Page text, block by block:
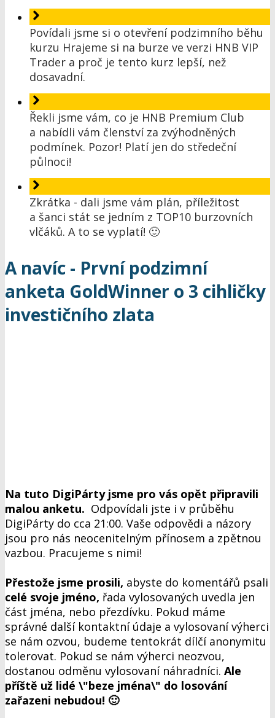
Povídali jsme si o otevření podzimního běhu
kurzu Hrajeme si na burze ve verzi HNB VIP
Trader a proč je tento kurz lepší, než
dosavadní.
Řekli jsme vám, co je HNB Premium Club
a nabídli vám členství za zvýhodněných
podmínek. Pozor! Platí jen do středeční
půlnoci!
Zkrátka - dali jsme vám plán, příležitost
a šanci stát se jedním z TOP10 burzovních
vlčáků. A to se vyplatí! 🙂
A navíc - První podzimní
anketa GoldWinner o 3 cihličky
investičního zlata
Na tuto DigiPárty jsme pro vás opět připravili
malou anketu. Odpovídali jste i v průběhu
DigiPárty do cca 21:00. Vaše odpovědi a názory
jsou pro nás neocenitelným přínosem a zpětnou
vazbou. Pracujeme s nimi!
Přestože jsme prosili, abyste do komentářů psali
celé svoje jméno, řada vylosovaných uvedla jen
část jména, nebo přezdívku. Pokud máme
správné další kontaktní údaje a vylosovaní výherci
se nám ozvou, budeme tentokrát dílčí anonymitu
tolerovat. Pokud se nám výherci neozvou,
dostanou odměnu vylosovaní náhradníci. Ale
příště už lidé \"beze jména\" do losování
zařazeni nebudou! 🙂